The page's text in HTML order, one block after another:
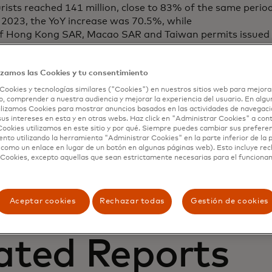
reached 141 million, close to 83% of the same
the YoY increase was 70.5%, while
Kong SAR, Macao SAR and Taiwan permits issued
levels 1, showing significant recovery
During New Year Holiday in 2024, the average
total volume has recovered to the
period in 2019, which is undoubtedly an important
in Chinese Mainland’s cross-border travel market.
Reports
las Cookies y tu consentimiento
y tecnologías similares ("Cookies") en nuestros sitios web para
comprender a nuestra audiencia y mejorar la experiencia del usuario. En
Cookies para mostrar anuncios basados ​​en las actividades de
intereses en esta y en otras webs. Haz click en "Administrar Cookies" a
utilizamos en este sitio y por qué. Siempre puedes cambiar sus
utilizando la herramienta "Administrar Cookies" en la parte inferior de la
un enlace en lugar de un botón en algunas páginas web). Esto incluye
excepto aquellas que sean estrictamente necesarias para el
Aceptar cookies Rechazar todas Gestión de cookies